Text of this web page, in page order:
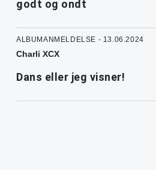
godt og ondt
ALBUMANMELDELSE - 13.06.2024
Charli XCX
Dans eller jeg visner!